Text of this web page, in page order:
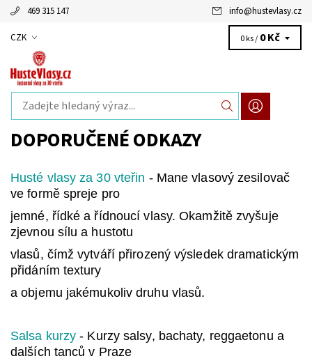
469 315 147 info@hustevlasy.cz
CZK 0 ks / 0 Kč
DOPORUČENÉ ODKAZY
Husté vlasy za 30 vteřin - Mane vlasový zesilovač
ve formě spreje pro
jemné, řídké a řídnoucí vlasy. Okamžitě zvyšuje
zjevnou sílu a hustotu
vlasů, čímž vytváří přirozený výsledek dramatickým
přidáním textury
a objemu jakémukoliv druhu vlasů.
Salsa kurzy - Kurzy salsy, bachaty, reggaetonu a
dalších tanců v Praze